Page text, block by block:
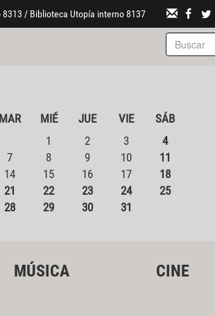
/ Biblioteca Utopía interno 8137
MAR MIÉ JUE VIE
SÁB
1
2 3
4
7 8 9 10
11
14 15 16 17
18
21 22 23 24
25
28 29 30 31
MÚSICA
CINE